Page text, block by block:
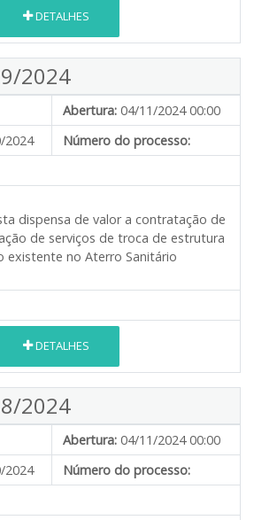
DETALHES
2024
Abertura: 04/11/2024 00:00
2024
Número do processo:
dispensa de valor a contratação de
de serviços de troca de estrutura
existente no Aterro Sanitário
DETALHES
2024
Abertura: 04/11/2024 00:00
2024
Número do processo: